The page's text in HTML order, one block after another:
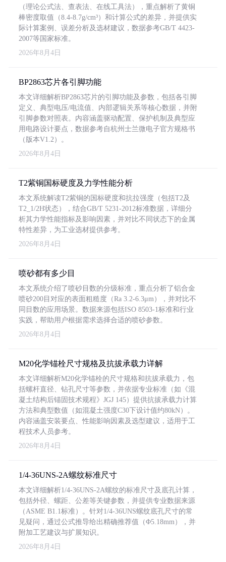
（理论公式法、查表法、在线工具法），重点解析了黄铜
棒密度取值（8.4-8.7g/cm³）和计算公式的差异，并提供实
际计算案例、误差分析及选材建议，数据参考GB/T 4423-
2007等国家标准。
2026年8月4日
BP2863芯片各引脚功能
本文详细解析BP2863芯片的引脚功能及参数，包括各引脚
定义、典型电压/电流值、内部逻辑关系等核心数据，并附
引脚参数对照表。内容涵盖驱动配置、保护机制及典型应
用电路设计要点，数据参考自杭州士兰微电子官方规格书
（版本V1.2）。
2026年8月4日
T2紫铜国标硬度及力学性能分析
本文系统解读T2紫铜的国标硬度和抗拉强度（包括T2及
T2_1/2H状态），结合GB/T 5231-2012标准数据，详细分
析其力学性能指标及影响因素，并对比不同状态下的金属
特性差异，为工业选材提供参考。
2026年8月4日
喷砂都有多少目
本文系统介绍了喷砂目数的分级标准，重点分析了铝合金
喷砂200目对应的表面粗糙度（Ra 3.2-6.3μm），并对比不
同目数的应用场景。数据来源包括ISO 8503-1标准和行业
实践，帮助用户根据需求选择合适的喷砂参数。
2026年8月4日
M20化学锚栓尺寸规格及抗拔承载力详解
本文详细解析M20化学锚栓的尺寸规格和抗拔承载力，包
括螺杆直径、钻孔尺寸等参数，并依据专业标准（如《混
凝土结构后锚固技术规程》JGJ 145）提供抗拔承载力计算
方法和典型数值（如混凝土强度C30下设计值约80kN）。
内容涵盖安装要点、性能影响因素及选型建议，适用于工
程技术人员参考。
2026年8月4日
1/4-36UNS-2A螺纹标准尺寸
本文详细解析1/4-36UNS-2A螺纹的标准尺寸及底孔计算，
包括外径、螺距、公差等关键参数，并提供专业数据来源
（ASME B1.1标准）。针对1/4-36UNS螺纹底孔尺寸的常
见疑问，通过公式推导给出精确推荐值（Φ5.18mm），并
附加工艺建议与扩展知识。
2026年8月4日